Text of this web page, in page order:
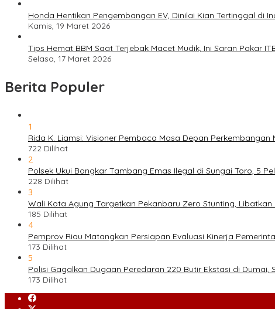
Honda Hentikan Pengembangan EV, Dinilai Kian Tertinggal di
Kamis, 19 Maret 2026
Tips Hemat BBM Saat Terjebak Macet Mudik, Ini Saran Pakar
Selasa, 17 Maret 2026
Berita Populer
1
Rida K. Liamsi: Visioner Pembaca Masa Depan Perkembangan
722 Dilihat
2
Polsek Ukui Bongkar Tambang Emas Ilegal di Sungai Toro, 5
228 Dilihat
3
Wali Kota Agung Targetkan Pekanbaru Zero Stunting, Libatkan
185 Dilihat
4
Pemprov Riau Matangkan Persiapan Evaluasi Kinerja
173 Dilihat
5
Polisi Gagalkan Dugaan Peredaran 220 Butir Ekstasi di Dumai,
173 Dilihat